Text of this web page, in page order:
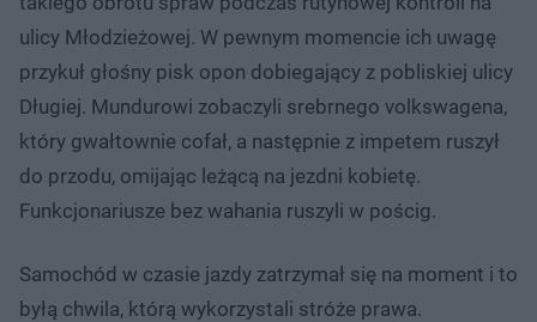
ulicy Młodzieżowej. W pewnym momencie ich uwagę
przykuł głośny pisk opon dobiegający z pobliskiej ulicy
Długiej. Mundurowi zobaczyli srebrnego volkswagena,
który gwałtownie cofał, a następnie z impetem ruszył
do przodu, omijając leżącą na jezdni kobietę.
Funkcjonariusze bez wahania ruszyli w pościg.
Samochód w czasie jazdy zatrzymał się na moment i to
byłą chwila, którą wykorzystali stróże prawa.